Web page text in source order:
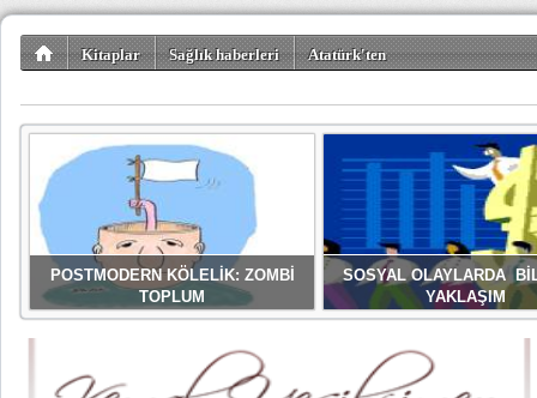
Kitaplar Sağlık haberleri Atatürk'ten
POSTMODERN KÖLELİK: ZOMBİ
TOPLUM
SOSYAL OLAYLARDA
YAKLAŞIM